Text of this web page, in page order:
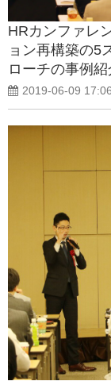
HRカンファレ
ョン再構築の5
ローチの事例紹
2019-06-09 17:06